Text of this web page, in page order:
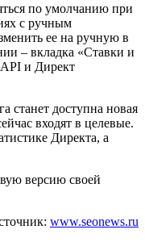
по умолчанию при
с ручным
ее на ручную в
– вкладка «Ставки и
API и Директ
станет доступна новая
входят в целевые.
Директа, а
версию своей
www.seonews.ru